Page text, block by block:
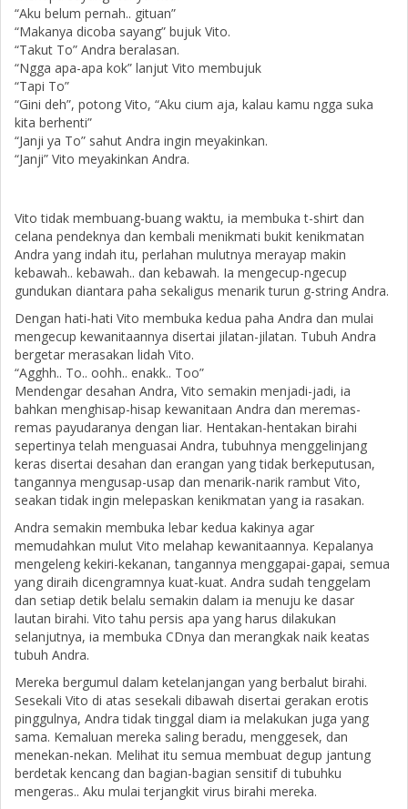
“Aku belum pernah.. gituan”
“Makanya dicoba sayang” bujuk Vito.
“Takut To” Andra beralasan.
“Ngga apa-apa kok” lanjut Vito membujuk
“Tapi To”
“Gini deh”, potong Vito, “Aku cium aja, kalau kamu ngga suka
kita berhenti”
“Janji ya To” sahut Andra ingin meyakinkan.
“Janji” Vito meyakinkan Andra.
Vito tidak membuang-buang waktu, ia membuka t-shirt dan
celana pendeknya dan kembali menikmati bukit kenikmatan
Andra yang indah itu, perlahan mulutnya merayap makin
kebawah.. kebawah.. dan kebawah. Ia mengecup-ngecup
gundukan diantara paha sekaligus menarik turun g-string Andra.
Dengan hati-hati Vito membuka kedua paha Andra dan mulai
mengecup kewanitaannya disertai jilatan-jilatan. Tubuh Andra
bergetar merasakan lidah Vito.
“Agghh.. To.. oohh.. enakk.. Too”
Mendengar desahan Andra, Vito semakin menjadi-jadi, ia
bahkan menghisap-hisap kewanitaan Andra dan meremas-
remas payudaranya dengan liar. Hentakan-hentakan birahi
sepertinya telah menguasai Andra, tubuhnya menggelinjang
keras disertai desahan dan erangan yang tidak berkeputusan,
tangannya mengusap-usap dan menarik-narik rambut Vito,
seakan tidak ingin melepaskan kenikmatan yang ia rasakan.
Andra semakin membuka lebar kedua kakinya agar
memudahkan mulut Vito melahap kewanitaannya. Kepalanya
mengeleng kekiri-kekanan, tangannya menggapai-gapai, semua
yang diraih dicengramnya kuat-kuat. Andra sudah tenggelam
dan setiap detik belalu semakin dalam ia menuju ke dasar
lautan birahi. Vito tahu persis apa yang harus dilakukan
selanjutnya, ia membuka CDnya dan merangkak naik keatas
tubuh Andra.
Mereka bergumul dalam ketelanjangan yang berbalut birahi.
Sesekali Vito di atas sesekali dibawah disertai gerakan erotis
pinggulnya, Andra tidak tinggal diam ia melakukan juga yang
sama. Kemaluan mereka saling beradu, menggesek, dan
menekan-nekan. Melihat itu semua membuat degup jantung
berdetak kencang dan bagian-bagian sensitif di tubuhku
mengeras.. Aku mulai terjangkit virus birahi mereka.